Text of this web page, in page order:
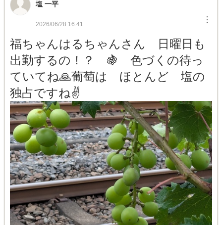
塩 一平
2026/06/28 16:41 ︙
福ちゃんはるちゃんさん 日曜日も
出勤するの！？ 🍇 色づくの待っ
ていてね🙏葡萄は ほとんど 塩の
独占ですね✌️